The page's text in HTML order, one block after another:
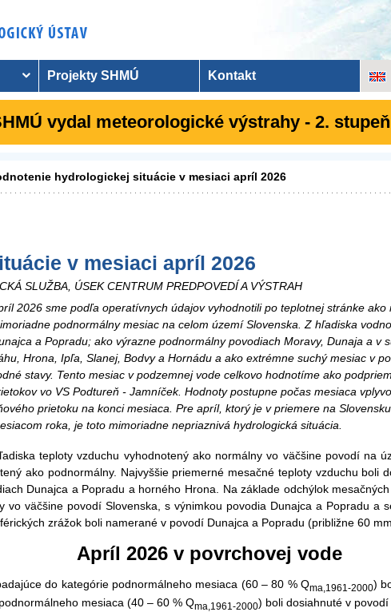
Projekty SHMÚ Kontakt
vydal meteorologické výstrahy - 2. stupeň
hydrologickej situácie v mesiaci apríl 2026
v mesiaci apríl 2026
SLUŽBA, ÚSEK CENTRUM PREDPOVEDÍ A VÝSTRAH
2026 sme podľa operatívnych údajov vyhodnotili po teplotnej stránke
podnormálny mesiac na celom území Slovenska. Z hľadiska
a Popradu; ako výrazne podnormálny povodiach Moravy, Dunaja a v
Hrona, Ipľa, Slanej, Bodvy a Hornádu a ako extrémne suchý mesiac v
stavy. Tento mesiac v podzemnej vode celkovo hodnotíme ako
vo VS Podtureň - Jamníček. Hodnoty postupne počas mesiaca
prietoku na konci mesiaca. Pre apríl, ktorý je v priemere na
roka, je toto mimoriadne nepriaznivá hydrologická situácia.
teploty vzduchu vyhodnotený ako normálny vo väčšine povodí na
ako podnormálny. Najvyššie priemerné mesačné teploty vzduchu boli
Dunajca a Popradu a horného Hrona. Na základe odchýlok
vo väčšine povodí Slovenska, s výnimkou povodia Dunajca a Popradu a
zrážok boli namerané v povodí Dunajca a Popradu (približne 60
Apríl 2026 v povrchovej vode
do kategórie podnormálneho mesiaca (60 – 80 % Qma,1961-2000)
mesiaca (40 – 60 % Qma,1961-2000) boli dosiahnuté v